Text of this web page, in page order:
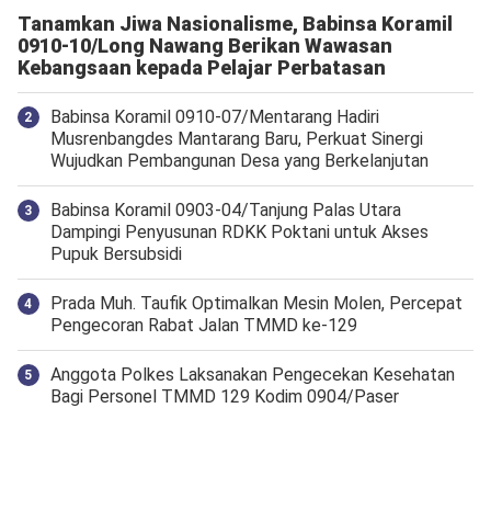
Tanamkan Jiwa Nasionalisme, Babinsa Koramil
0910-10/Long Nawang Berikan Wawasan
Kebangsaan kepada Pelajar Perbatasan
Babinsa Koramil 0910-07/Mentarang Hadiri
Musrenbangdes Mantarang Baru, Perkuat Sinergi
Wujudkan Pembangunan Desa yang Berkelanjutan
‎Babinsa Koramil 0903-04/Tanjung Palas Utara
Dampingi Penyusunan RDKK Poktani untuk Akses
Pupuk Bersubsidi
Prada Muh. Taufik Optimalkan Mesin Molen, Percepat
Pengecoran Rabat Jalan TMMD ke-129
Anggota Polkes Laksanakan Pengecekan Kesehatan
Bagi Personel TMMD 129 Kodim 0904/Paser